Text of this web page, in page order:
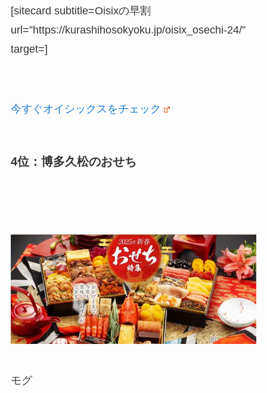
[sitecard subtitle=Oisixの早割
url=”https://kurashihosokyoku.jp/oisix_osechi-24/”
target=]
今すぐオイシックスをチェック
4位：博多久松のおせち
モグ